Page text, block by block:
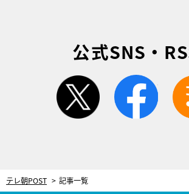
公式SNS・
twitter
テレ朝POST 記事一覧